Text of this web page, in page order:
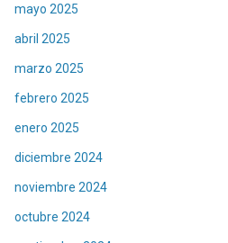
mayo 2025
abril 2025
marzo 2025
febrero 2025
enero 2025
diciembre 2024
noviembre 2024
octubre 2024